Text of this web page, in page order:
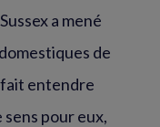
a mené
de
entendre
pour eux,